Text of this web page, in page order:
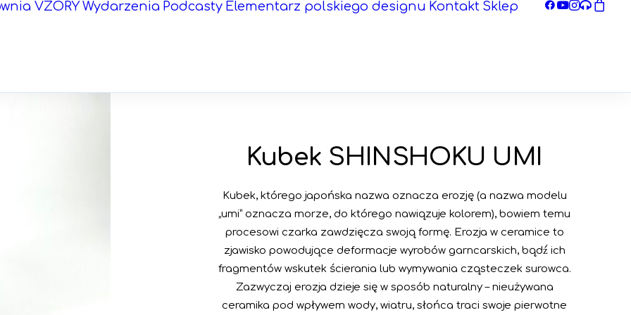
VZORY Wydarzenia Podcasty Elementarz polskiego designu Kontakt Sklep
Kubek SHINSHOKU UMI
Kubek, którego japońska nazwa oznacza erozję (a nazwa modelu
„umi” oznacza morze, do którego nawiązuje kolorem), bowiem temu
procesowi czarka zawdzięcza swoją formę. Erozja w ceramice to
zjawisko powodujące deformacje wyrobów garncarskich, bądź́ ich
fragmentów wskutek ścierania lub wymywania cząsteczek surowca.
Zazwyczaj erozja dzieje się w sposób naturalny – nieużywana
ceramika pod wpływem wody, wiatru, słońca traci swoje pierwotne